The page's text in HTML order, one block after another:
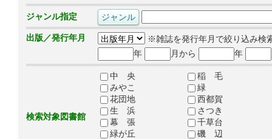
ジャンル指定
出版／発行年月
※雑誌を発行年月で絞り込み検
年
月から 年
検索対象図書館
中 央
稲 毛
みやこ
緑
花団地
西都賀
生 浜
さつき
幕 張
千草台
緑が丘
磯 辺